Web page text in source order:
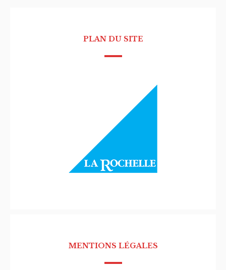
PLAN DU SITE
MENTIONS LÉGALES